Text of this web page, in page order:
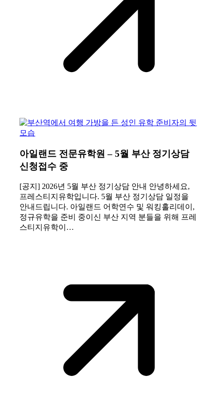
아일랜드 전문유학원 – 5월 부산 정기상담
신청접수 중
[공지] 2026년 5월 부산 정기상담 안내 안녕하세요,
프레스티지유학입니다. 5월 부산 정기상담 일정을
안내드립니다. 아일랜드 어학연수 및 워킹홀리데이,
정규유학을 준비 중이신 부산 지역 분들을 위해 프레
스티지유학이…